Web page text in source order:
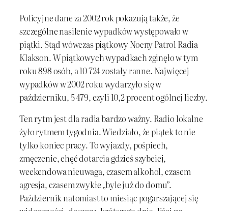
Policyjne dane za 2002 rok pokazują także, że
szczególne nasilenie wypadków występowało w
piątki. Stąd wówczas piątkowy Nocny Patrol Radia
Klakson. W piątkowych wypadkach zginęło w tym
roku 898 osób, a 10 724 zostały ranne. Najwięcej
wypadków w 2002 roku wydarzyło się w
październiku, 5 479, czyli 10,2 procent ogólnej liczby.
Ten rytm jest dla radia bardzo ważny. Radio lokalne
żyło rytmem tygodnia. Wiedziało, że piątek to nie
tylko koniec pracy. To wyjazdy, pośpiech,
zmęczenie, chęć dotarcia gdzieś szybciej,
weekendowa nieuwaga, czasem alkohol, czasem
agresja, czasem zwykłe „byle już do domu”.
Październik natomiast to miesiąc pogarszającej się